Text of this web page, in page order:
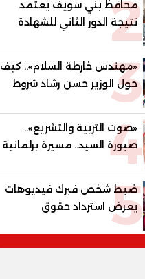
المستقبل
2
محافظ بني سويف يعتمد
نتيجة الدور الثاني للشهادة
الإعدادية العامة بنسبة
79.9% نظامي ...و69.55%
منازل.. و70.56% للمهنية ..
و100% للصُم وضعاف السمع3
«مهندس خارطة السلام».. كيف
حول الوزير حسن رشاد شروط
الحرب المعقدة إلى "خارطة
طريق" للانسحاب والإعمار؟
4
«صوت التربية والتشريع»..
صبورة السيد.. مسيرة برلمانية
وتربوية تجمع بين تشريع
القوانين وصناعة الأجيال لبناء
الإنسان المصري
5
ضبط شخص فبرك فيديوهات
يعرض استرداد حقوق
المواطنين بالقوة